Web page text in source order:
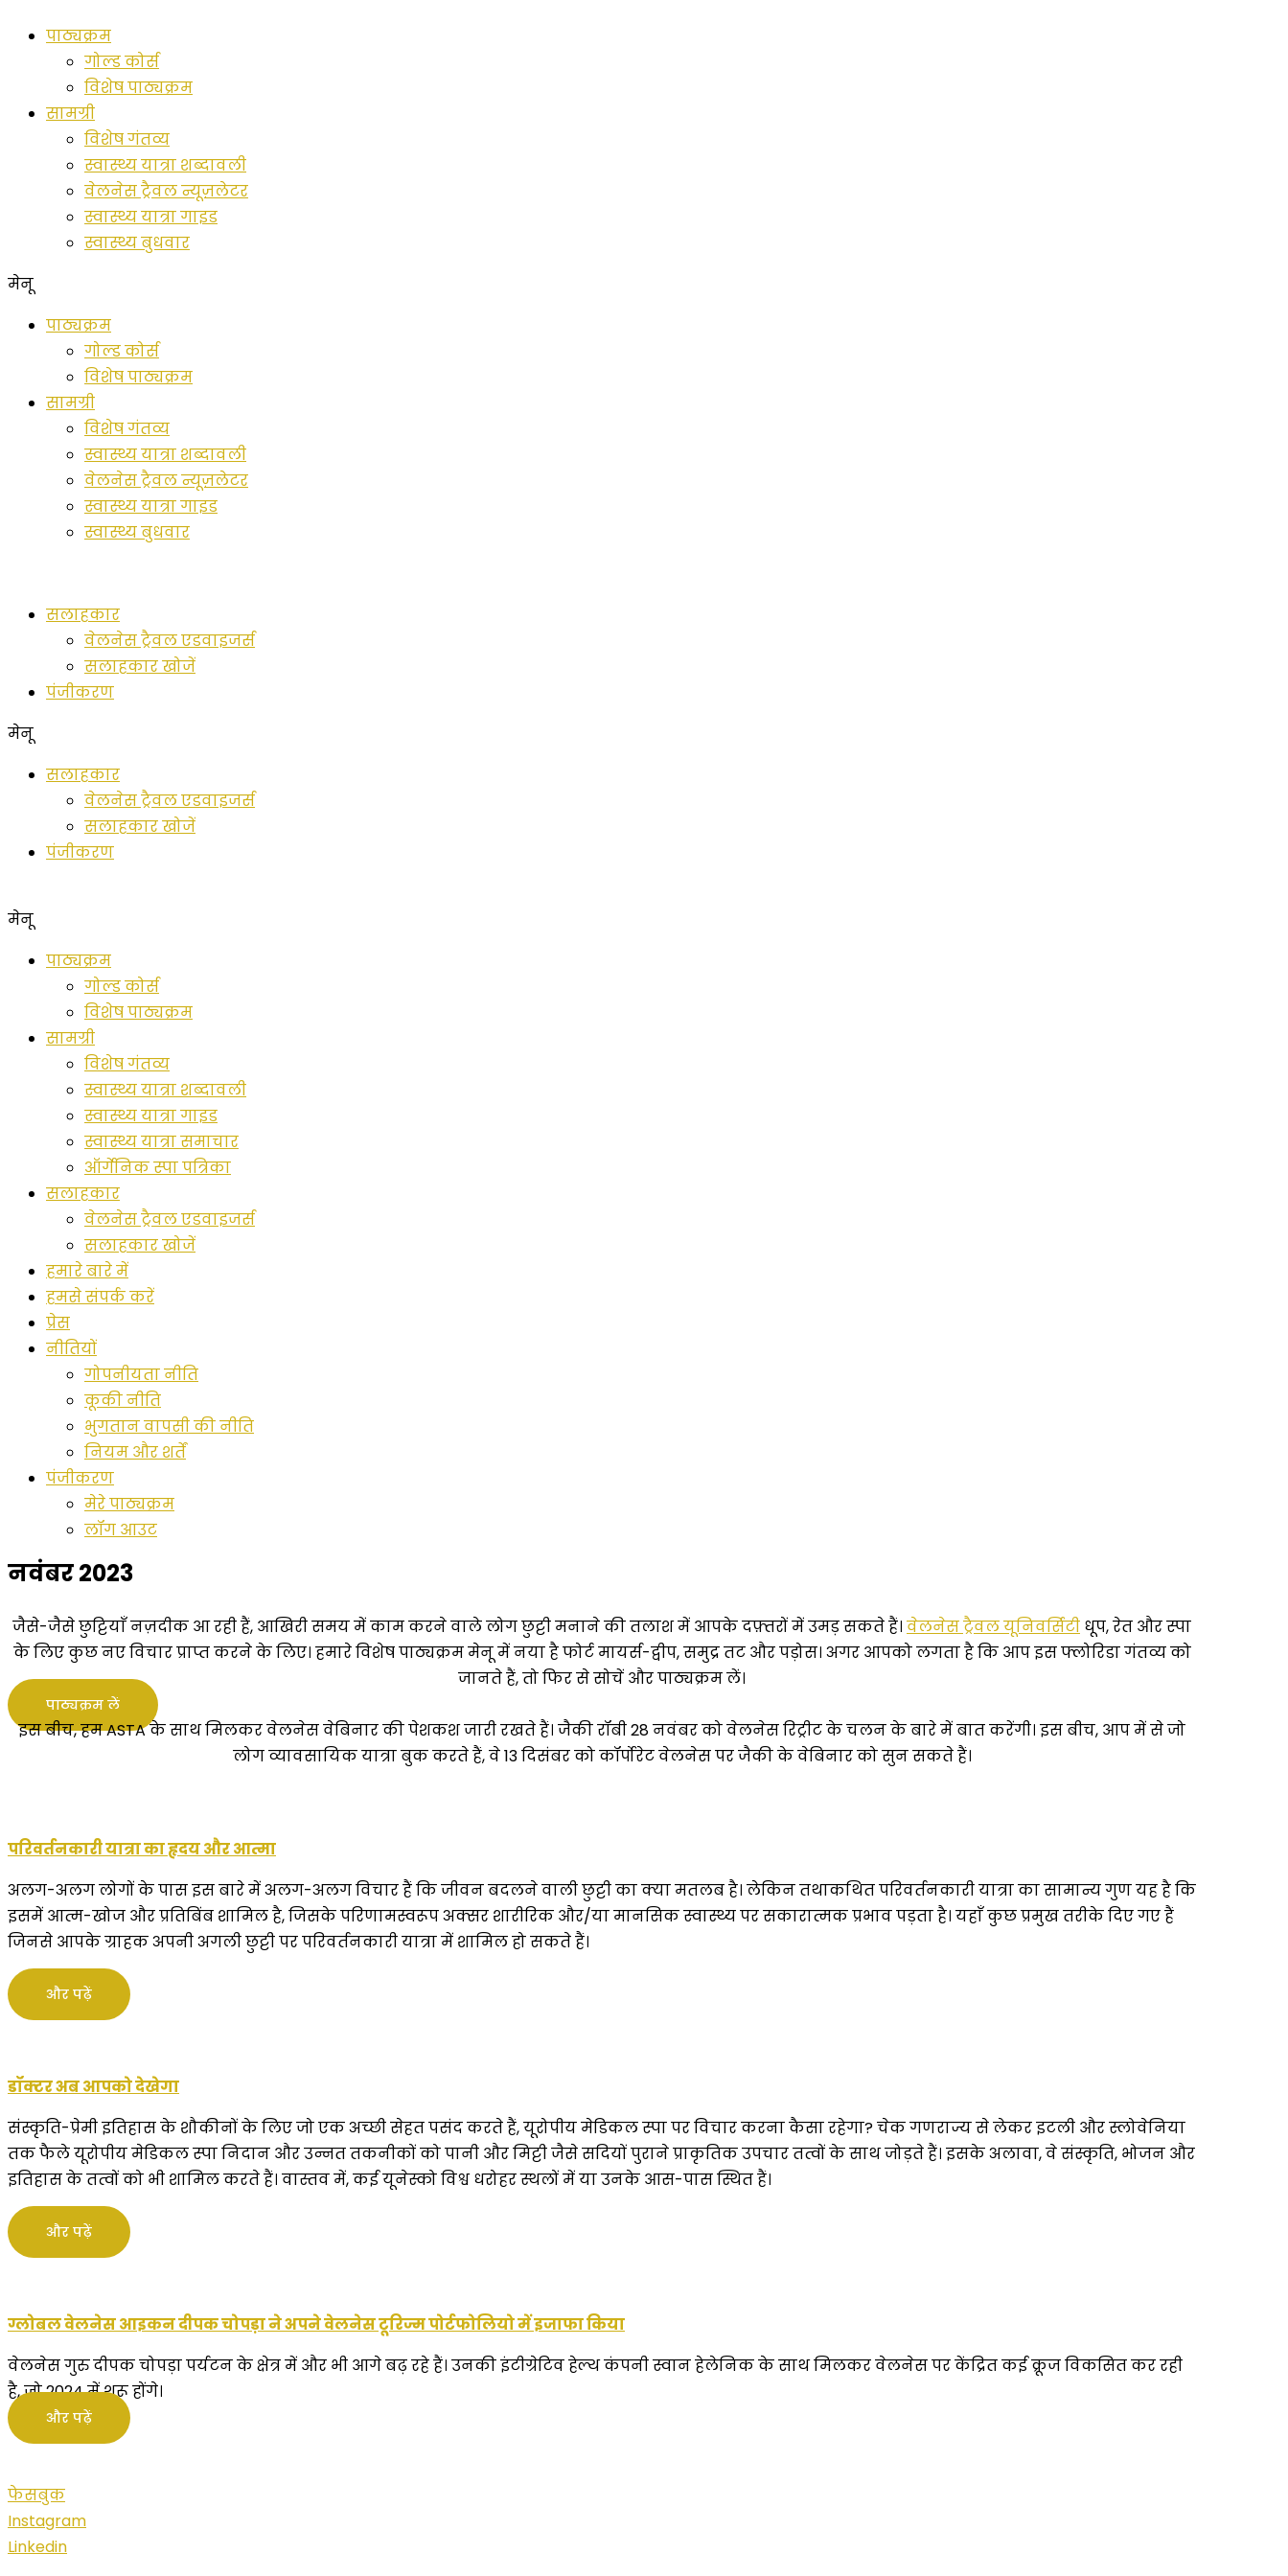
पाठ्यक्रम
गोल्ड कोर्स
विशेष पाठ्यक्रम
सामग्री
विशेष गंतव्य
स्वास्थ्य यात्रा शब्दावली
वेलनेस ट्रैवल न्यूज़लेटर
स्वास्थ्य यात्रा गाइड
स्वास्थ्य बुधवार
मेनू
पाठ्यक्रम
गोल्ड कोर्स
विशेष पाठ्यक्रम
सामग्री
विशेष गंतव्य
स्वास्थ्य यात्रा शब्दावली
वेलनेस ट्रैवल न्यूज़लेटर
स्वास्थ्य यात्रा गाइड
स्वास्थ्य बुधवार
सलाहकार
वेलनेस ट्रैवल एडवाइजर्स
सलाहकार खोजें
पंजीकरण
मेनू
सलाहकार
वेलनेस ट्रैवल एडवाइजर्स
सलाहकार खोजें
पंजीकरण
मेनू
पाठ्यक्रम
गोल्ड कोर्स
विशेष पाठ्यक्रम
सामग्री
विशेष गंतव्य
स्वास्थ्य यात्रा शब्दावली
स्वास्थ्य यात्रा गाइड
स्वास्थ्य यात्रा समाचार
ऑर्गेनिक स्पा पत्रिका
सलाहकार
वेलनेस ट्रैवल एडवाइजर्स
सलाहकार खोजें
हमारे बारे में
हमसे संपर्क करें
प्रेस
नीतियों
गोपनीयता नीति
कूकी नीति
भुगतान वापसी की नीति
नियम और शर्तें
पंजीकरण
मेरे पाठ्यक्रम
लॉग आउट
नवंबर 2023
जैसे-जैसे छुट्टियाँ नज़दीक आ रही हैं, आखिरी समय में काम करने वाले लोग छुट्टी मनाने की तलाश में आपके दफ़्तरों में उमड़ सकते हैं। वेलनेस ट्रैवल यूनिवर्सिटी धूप, रेत और स्पा
के लिए कुछ नए विचार प्राप्त करने के लिए। हमारे विशेष पाठ्यक्रम मेनू में नया है फोर्ट मायर्स-द्वीप, समुद्र तट और पड़ोस। अगर आपको लगता है कि आप इस फ्लोरिडा गंतव्य को
जानते हैं, तो फिर से सोचें और पाठ्यक्रम लें।
पाठ्यक्रम लें
इस बीच, हम ASTA के साथ मिलकर वेलनेस वेबिनार की पेशकश जारी रखते हैं। जैकी रॉबी 28 नवंबर को वेलनेस रिट्रीट के चलन के बारे में बात करेंगी। इस बीच, आप में से जो
लोग व्यावसायिक यात्रा बुक करते हैं, वे 13 दिसंबर को कॉर्पोरेट वेलनेस पर जैकी के वेबिनार को सुन सकते हैं।
परिवर्तनकारी यात्रा का हृदय और आत्मा
अलग-अलग लोगों के पास इस बारे में अलग-अलग विचार हैं कि जीवन बदलने वाली छुट्टी का क्या मतलब है। लेकिन तथाकथित परिवर्तनकारी यात्रा का सामान्य गुण यह है कि
इसमें आत्म-खोज और प्रतिबिंब शामिल है, जिसके परिणामस्वरूप अक्सर शारीरिक और/या मानसिक स्वास्थ्य पर सकारात्मक प्रभाव पड़ता है। यहाँ कुछ प्रमुख तरीके दिए गए हैं
जिनसे आपके ग्राहक अपनी अगली छुट्टी पर परिवर्तनकारी यात्रा में शामिल हो सकते हैं।
और पढ़ें
डॉक्टर अब आपको देखेगा
संस्कृति-प्रेमी इतिहास के शौकीनों के लिए जो एक अच्छी सेहत पसंद करते हैं, यूरोपीय मेडिकल स्पा पर विचार करना कैसा रहेगा? चेक गणराज्य से लेकर इटली और स्लोवेनिया
तक फैले यूरोपीय मेडिकल स्पा निदान और उन्नत तकनीकों को पानी और मिट्टी जैसे सदियों पुराने प्राकृतिक उपचार तत्वों के साथ जोड़ते हैं। इसके अलावा, वे संस्कृति, भोजन और
इतिहास के तत्वों को भी शामिल करते हैं। वास्तव में, कई यूनेस्को विश्व धरोहर स्थलों में या उनके आस-पास स्थित हैं।
और पढ़ें
ग्लोबल वेलनेस आइकन दीपक चोपड़ा ने अपने वेलनेस टूरिज्म पोर्टफोलियो में इजाफा किया
वेलनेस गुरु दीपक चोपड़ा पर्यटन के क्षेत्र में और भी आगे बढ़ रहे हैं। उनकी इंटीग्रेटिव हेल्थ कंपनी स्वान हेलेनिक के साथ मिलकर वेलनेस पर केंद्रित कई क्रूज विकसित कर रही
है, जो 2024 में शुरू होंगे।
और पढ़ें
फेसबुक
Instagram
Linkedin